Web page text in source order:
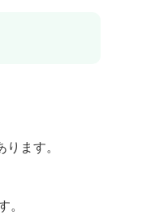
ます。